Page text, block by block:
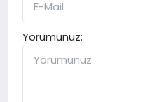
Yorumunuz: